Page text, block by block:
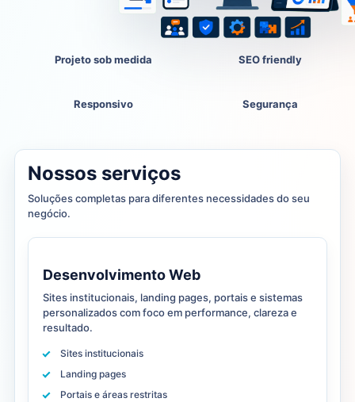
Projeto sob medida SEO friendly
Responsivo Segurança
Nossos serviços
Soluções completas para diferentes necessidades do seu
negócio.
Desenvolvimento Web
Sites institucionais, landing pages, portais e sistemas
personalizados com foco em performance, clareza e
resultado.
Sites institucionais
Landing pages
Portais e áreas restritas